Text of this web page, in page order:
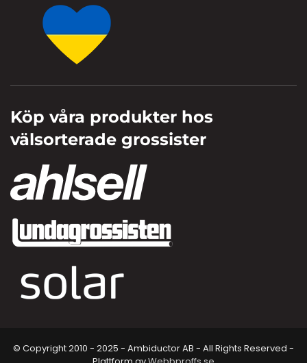
Köp våra produkter hos
välsorterade grossister
© Copyright 2010 - 2025 - Ambiductor AB - All Rights Reserved -